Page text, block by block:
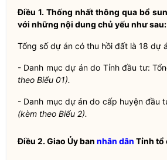
Điều 1. Thống nhất thông qua bổ
với những nội dung chủ yếu như sau:
Tổng số dự án có thu hồi đất là 18 dự
- Danh mục dự án do Tỉnh đầu tư:
theo Biểu 01).
- Danh mục dự án do cấp huyện đầu
(kèm theo Biểu 2).
Điều 2.Giao Ủy ban nhân dân Tỉnh tổ